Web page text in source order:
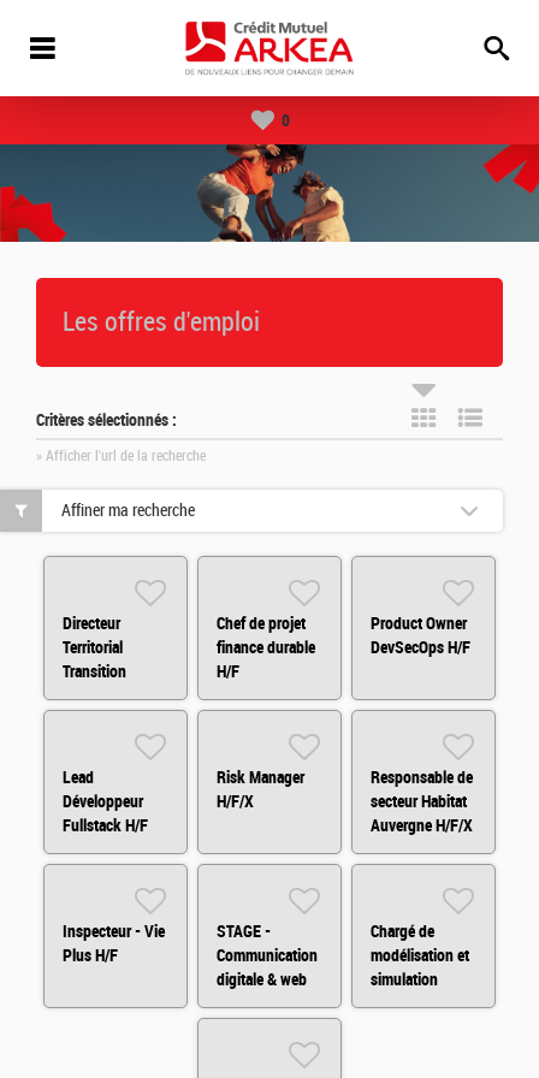
0
Les offres d'emploi
Critères sélectionnés :
» Afficher l'url de la recherche
Directeur
Territorial
Transition
Environnementale
Chef de projet
finance durable
H/F
Product Owner
DevSecOps H/F
Lead
Développeur
Fullstack H/F
H/F
Risk Manager
H/F/X
Responsable de
secteur Habitat
Auvergne H/F/X
- Départements
Inspecteur - Vie
Plus H/F
STAGE -
Communication
digitale & web
analytics H/F
Chargé de
modélisation et
simulation
financière H/F
Affiner ma recherche